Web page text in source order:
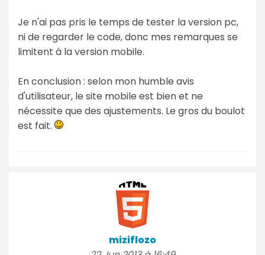
Je n'ai pas pris le temps de tester la version pc,
ni de regarder le code, donc mes remarques se
limitent à la version mobile.
En conclusion : selon mon humble avis
d'utilisateur, le site mobile est bien et ne
nécessite que des ajustements. Le gros du boulot
est fait.
miziflozo